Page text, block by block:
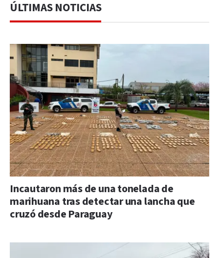
ÚLTIMAS NOTICIAS
Incautaron más de una tonelada de
marihuana tras detectar una lancha que
cruzó desde Paraguay